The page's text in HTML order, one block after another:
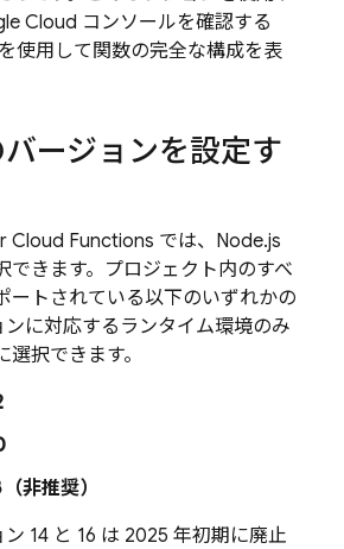
Cloud コンソールを確認する
使用して関数の完全な構成を表
ージョンを設定す
Cloud Functions では、Node.js
できます。プロジェクト内のすべ
ートされている以下のいずれかの
に対応するランタイム環境のみ
択できます。
非推奨）
14 と 16 は 2025 年初期に廃止